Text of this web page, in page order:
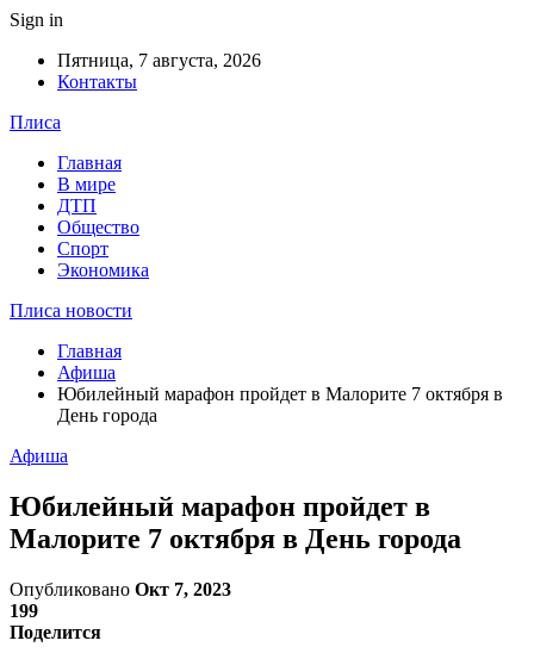
Sign in
Пятница, 7 августа, 2026
Контакты
Плиса
Главная
В мире
ДТП
Общество
Спорт
Экономика
Плиса новости
Главная
Афиша
Юбилейный марафон пройдет в Малорите 7 октября в
День города
Афиша
Юбилейный марафон пройдет в
Малорите 7 октября в День города
Опубликовано Окт 7, 2023
199
Поделится